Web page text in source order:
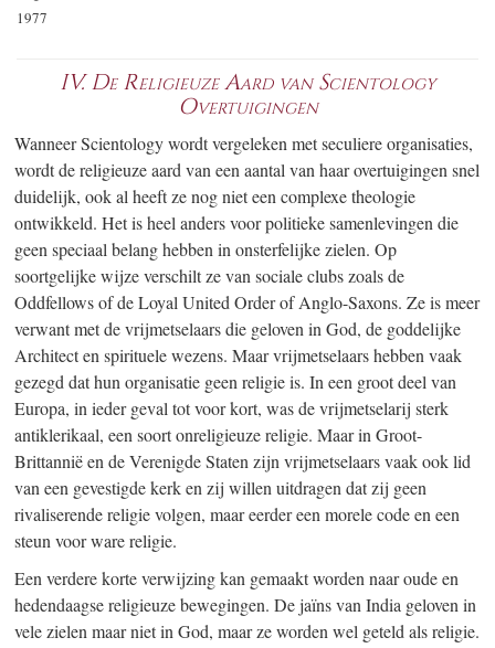
1977
IV. De Religieuze Aard van Scientology
Overtuigingen
Wanneer Scientology wordt vergeleken met seculiere organisaties,
wordt de religieuze aard van een aantal van haar overtuigingen snel
duidelijk, ook al heeft ze nog niet een complexe theologie
ontwikkeld. Het is heel anders voor politieke samenlevingen die
geen speciaal belang hebben in onsterfelijke zielen. Op
soortgelijke wijze verschilt ze van sociale clubs zoals de
Oddfellows of de Loyal United Order of Anglo-Saxons. Ze is meer
verwant met de vrijmetselaars die geloven in God, de goddelijke
Architect en spirituele wezens. Maar vrijmetselaars hebben vaak
gezegd dat hun organisatie geen religie is. In een groot deel van
Europa, in ieder geval tot voor kort, was de vrijmetselarij sterk
antiklerikaal, een soort onreligieuze religie. Maar in Groot-
Brittannië en de Verenigde Staten zijn vrijmetselaars vaak ook lid
van een gevestigde kerk en zij willen uitdragen dat zij geen
rivaliserende religie volgen, maar eerder een morele code en een
steun voor ware religie.
Een verdere korte verwijzing kan gemaakt worden naar oude en
hedendaagse religieuze bewegingen. De jaïns van India geloven in
vele zielen maar niet in God, maar ze worden wel geteld als religie.